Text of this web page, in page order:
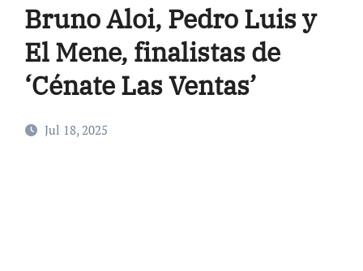
Bruno Aloi, Pedro Luis y
El Mene, finalistas de
‘Cénate Las Ventas’
Jul 18, 2025